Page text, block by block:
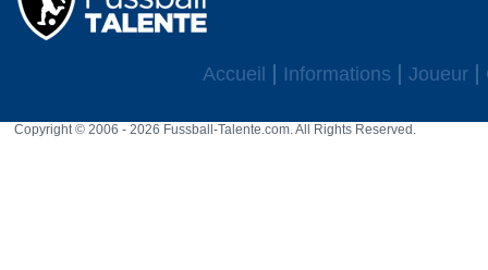
Accueil Informations Joueur
Copyright © 2006 - 2026 Fussball-Talente.com. All Rights Reserved.